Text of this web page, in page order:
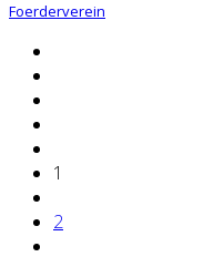
Foerderverein
1
2